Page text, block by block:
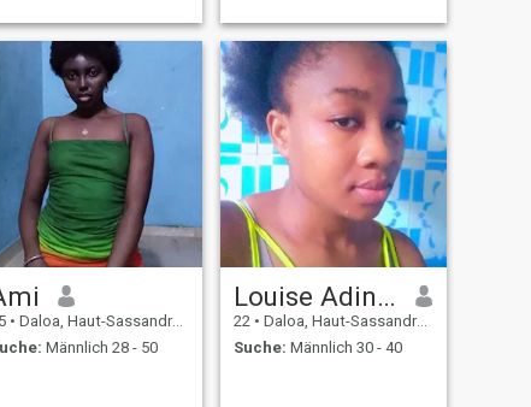
• Daloa, Haut-Sassandra, Côte d'Ivoire
Männlich 28 - 50
Louise Adingra
22 • Daloa, Haut-Sassandra, Côte d'Ivoire
Suche: Männlich 30 - 40